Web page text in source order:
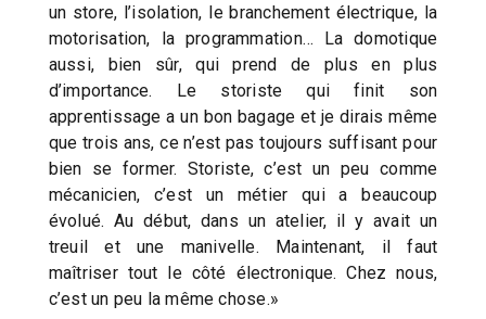
un store, l’isolation, le branchement électrique, la
motorisation, la programmation… La domotique
aussi, bien sûr, qui prend de plus en plus
d’importance. Le storiste qui finit son
apprentissage a un bon bagage et je dirais même
que trois ans, ce n’est pas toujours suffisant pour
bien se former. Storiste, c’est un peu comme
mécanicien, c’est un métier qui a beaucoup
évolué. Au début, dans un atelier, il y avait un
treuil et une manivelle. Maintenant, il faut
maîtriser tout le côté électronique. Chez nous,
c’est un peu la même chose.»